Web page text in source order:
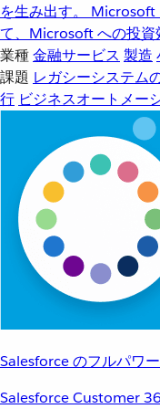
を生み出す。
Microsoft
て、Microsoft への投資
業種金融サービス 製造
課題 レガシーシステム
行 ビジネスオートメー
Salesforce のフルパワ
Salesforce Customer